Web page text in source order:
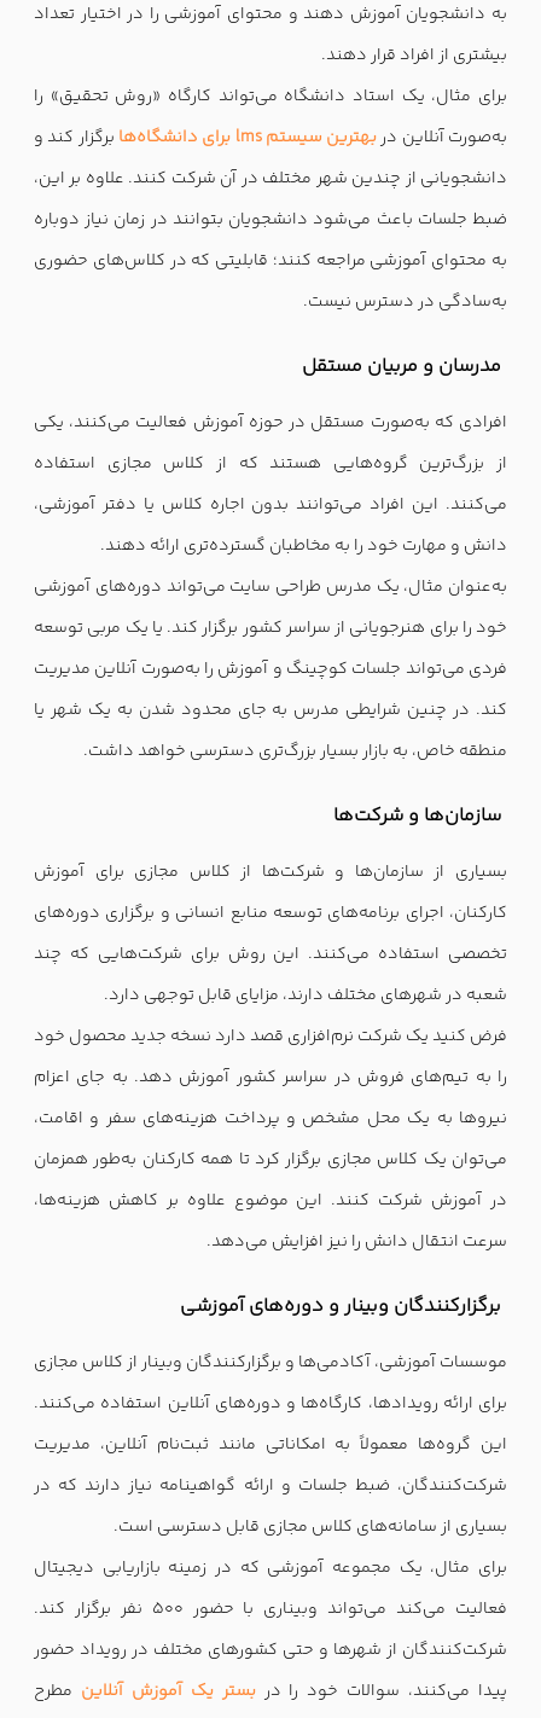
به دانشجویان آموزش دهند و محتوای آموزشی را در اختیار تعداد
بیشتری از افراد قرار دهند.
برای مثال، یک استاد دانشگاه می‌تواند کارگاه «روش تحقیق» را
به‌صورت آنلاین دربهترین سیستم lms برای دانشگاه‌ها
برگزار کند و
دانشجویانی از چندین شهر مختلف در آن شرکت کنند. علاوه بر این،
ضبط جلسات باعث می‌شود دانشجویان بتوانند در زمان نیاز دوباره
به محتوای آموزشی مراجعه کنند؛ قابلیتی که در کلاس‌های حضوری
به‌سادگی در دسترس نیست.
مدرسان و مربیان مستقل
افرادی که به‌صورت مستقل در حوزه آموزش فعالیت می‌کنند، یکی
از بزرگ‌ترین گروه‌هایی هستند که از کلاس مجازی استفاده
می‌کنند. این افراد می‌توانند بدون اجاره کلاس یا دفتر آموزشی،
دانش و مهارت خود را به مخاطبان گسترده‌تری ارائه دهند.
به‌عنوان مثال، یک مدرس طراحی سایت می‌تواند دوره‌های آموزشی
خود را برای هنرجویانی از سراسر کشور برگزار کند. یا یک مربی توسعه
فردی می‌تواند جلسات کوچینگ و آموزش را به‌صورت آنلاین مدیریت
کند. در چنین شرایطی مدرس به جای محدود شدن به یک شهر یا
منطقه خاص، به بازار بسیار بزرگ‌تری دسترسی خواهد داشت.
سازمان‌ها و شرکت‌ها
بسیاری از سازمان‌ها و شرکت‌ها از کلاس مجازی برای آموزش
کارکنان، اجرای برنامه‌های توسعه منابع انسانی و برگزاری دوره‌های
تخصصی استفاده می‌کنند. این روش برای شرکت‌هایی که چند
شعبه در شهرهای مختلف دارند، مزایای قابل توجهی دارد.
فرض کنید یک شرکت نرم‌افزاری قصد دارد نسخه جدید محصول خود
را به تیم‌های فروش در سراسر کشور آموزش دهد. به جای اعزام
نیروها به یک محل مشخص و پرداخت هزینه‌های سفر و اقامت،
می‌توان یک کلاس مجازی برگزار کرد تا همه کارکنان به‌طور همزمان
در آموزش شرکت کنند. این موضوع علاوه بر کاهش هزینه‌ها،
سرعت انتقال دانش را نیز افزایش می‌دهد.
برگزارکنندگان وبینار و دوره‌های آموزشی
موسسات آموزشی، آکادمی‌ها و برگزارکنندگان وبینار از کلاس مجازی
برای ارائه رویدادها، کارگاه‌ها و دوره‌های آنلاین استفاده می‌کنند.
این گروه‌ها معمولاً به امکاناتی مانند ثبت‌نام آنلاین، مدیریت
شرکت‌کنندگان، ضبط جلسات و ارائه گواهینامه نیاز دارند که در
بسیاری از سامانه‌های کلاس مجازی قابل دسترسی است.
برای مثال، یک مجموعه آموزشی که در زمینه بازاریابی دیجیتال
فعالیت می‌کند می‌تواند وبیناری با حضور ۵۰۰ نفر برگزار کند.
شرکت‌کنندگان از شهرها و حتی کشورهای مختلف در رویداد حضور
پیدا می‌کنند، سوالات خود را دربستر یک آموزش آنلاین مطرح